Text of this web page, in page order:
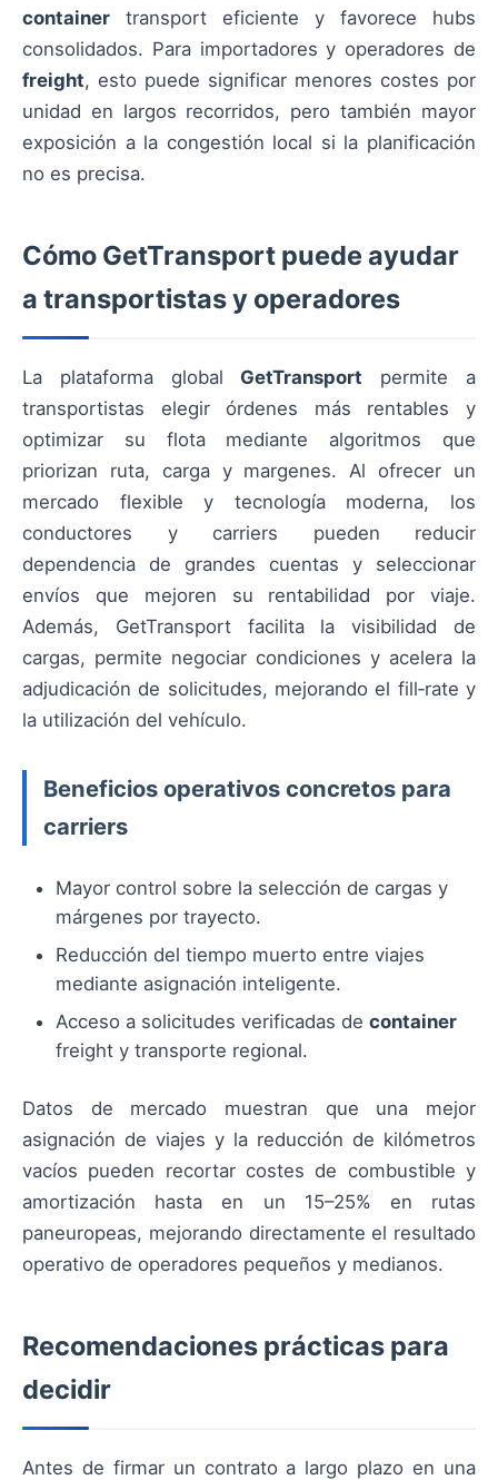
container transport eficiente y favorece hubs
consolidados. Para importadores y operadores de
freight, esto puede significar menores costes por
unidad en largos recorridos, pero también mayor
exposición a la congestión local si la planificación
no es precisa.
Cómo GetTransport puede ayudar
a transportistas y operadores
La plataforma global GetTransport permite a
transportistas elegir órdenes más rentables y
optimizar su flota mediante algoritmos que
priorizan ruta, carga y margenes. Al ofrecer un
mercado flexible y tecnología moderna, los
conductores y carriers pueden reducir
dependencia de grandes cuentas y seleccionar
envíos que mejoren su rentabilidad por viaje.
Además, GetTransport facilita la visibilidad de
cargas, permite negociar condiciones y acelera la
adjudicación de solicitudes, mejorando el fill‑rate y
la utilización del vehículo.
Beneficios operativos concretos para
carriers
Mayor control sobre la selección de cargas y
márgenes por trayecto.
Reducción del tiempo muerto entre viajes
mediante asignación inteligente.
Acceso a solicitudes verificadas de container
freight y transporte regional.
Datos de mercado muestran que una mejor
asignación de viajes y la reducción de kilómetros
vacíos pueden recortar costes de combustible y
amortización hasta en un 15–25% en rutas
paneuropeas, mejorando directamente el resultado
operativo de operadores pequeños y medianos.
Recomendaciones prácticas para
decidir
Antes de firmar un contrato a largo plazo en una